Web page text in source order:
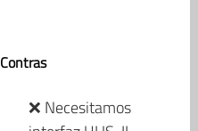
Contras
❌ Necesitamos